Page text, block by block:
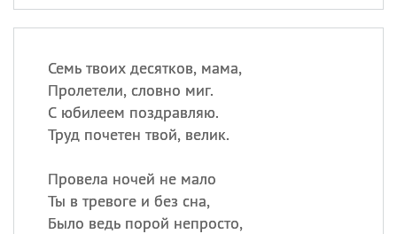
Семь твоих десятков, мама,
Пролетели, словно миг.
С юбилеем поздравляю.
Труд почетен твой, велик.
Провела ночей не мало
Ты в тревоге и без сна,
Было ведь порой непросто,